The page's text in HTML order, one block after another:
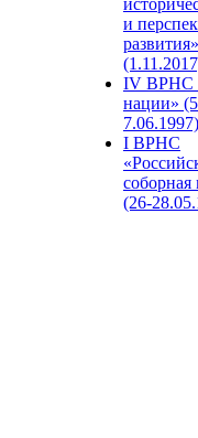
и
развития»
IV ВРНС
нации»
7.06.1997)
I ВРНС
(26-